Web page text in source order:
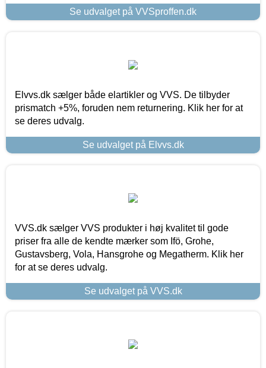
Se udvalget på VVSproffen.dk
Elvvs.dk sælger både elartikler og VVS. De tilbyder
prismatch +5%, foruden nem returnering. Klik her for at
se deres udvalg.
Se udvalget på Elvvs.dk
VVS.dk sælger VVS produkter i høj kvalitet til gode
priser fra alle de kendte mærker som Ifö, Grohe,
Gustavsberg, Vola, Hansgrohe og Megatherm. Klik her
for at se deres udvalg.
Se udvalget på VVS.dk